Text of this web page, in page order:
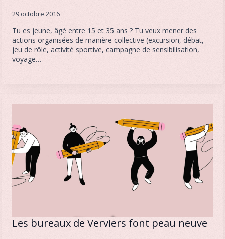
29 octobre 2016
Tu es jeune, âgé entre 15 et 35 ans ? Tu veux mener des
actions organisées de manière collective (excursion, débat,
jeu de rôle, activité sportive, campagne de sensibilisation,
voyage…
Les bureaux de Verviers font peau neuve